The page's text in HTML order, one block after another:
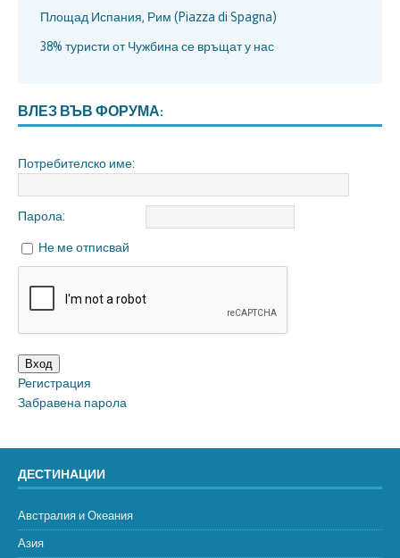
Площад Испания, Рим (Piazza di Spagna)
38% туристи от Чужбина се връщат у нас
ВЛЕЗ ВЪВ ФОРУМА:
Потребителско име:
Парола:
Не ме отписвай
Вход
Регистрация
Забравена парола
ДЕСТИНАЦИИ
Австралия и Океания
Азия